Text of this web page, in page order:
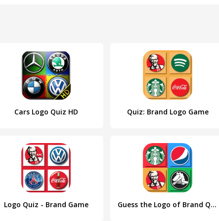
Cars Logo Quiz HD Quiz: Brand Logo Game
Logo Quiz - Brand Game Guess the Logo of Brand Quiz